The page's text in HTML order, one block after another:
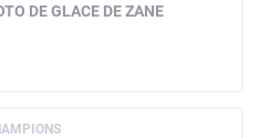
DE GLACE DE ZANE